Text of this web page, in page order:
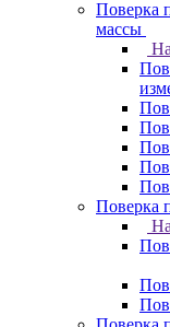
Поверка
массы
Поверка